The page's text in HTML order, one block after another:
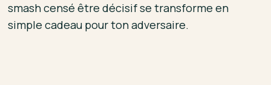
smash censé être décisif se transforme en
simple cadeau pour ton adversaire.